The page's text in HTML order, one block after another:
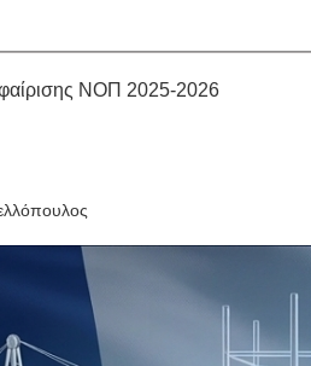
ΝΟΠ 2025-2026